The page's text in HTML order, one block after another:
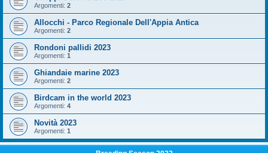
Argomenti: 2
Allocchi - Parco Regionale Dell'Appia Antica
Argomenti: 2
Rondoni pallidi 2023
Argomenti: 1
Ghiandaie marine 2023
Argomenti: 2
Birdcam in the world 2023
Argomenti: 4
Novità 2023
Argomenti: 1